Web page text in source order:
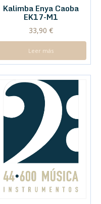
Kalimba Enya Caoba
EK17-M1
33,90 €
Leer más